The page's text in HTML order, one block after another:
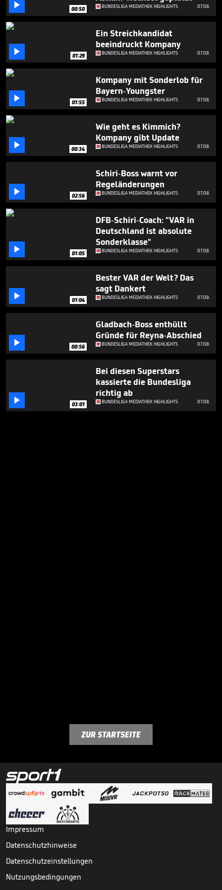
minutes,
13 00:50 BUNDESLIGA MEDIATHEK HIGHLIGHTS 07.08.
 01:29
Ein Streichkandidat
beeindruckt Kompany
BUNDESLIGA MEDIATHEK HIGHLIGHTS 07.08.
 01:55
Kompany mit Sonderlob für
Bayern-Youngster
BUNDESLIGA MEDIATHEK HIGHLIGHTS 07.08.
 00:34
Wie geht es Kimmich?
Kompany gibt Update
BUNDESLIGA MEDIATHEK HIGHLIGHTS 07.08.
 02:56
Schiri-Boss warnt vor
Regeländerungen
BUNDESLIGA MEDIATHEK HIGHLIGHTS 07.08.
 01:05
DFB-Schiri-Coach: "VAR in
Deutschland ist absolute
Sonderklasse"
BUNDESLIGA MEDIATHEK HIGHLIGHTS 07.08.
 01:04
Bester VAR der Welt? Das
sagt Dankert
BUNDESLIGA MEDIATHEK HIGHLIGHTS 07.08.
 00:56
Gladbach-Boss enthüllt
Gründe für Reyna-Abschied
BUNDESLIGA MEDIATHEK HIGHLIGHTS 07.08.
 03:01
Bei diesen Superstars
kassierte die Bundesliga
richtig ab
BUNDESLIGA MEDIATHEK HIGHLIGHTS 07.08.
ZUR STARTSEITE
Impressum
Datenschutzhinweise
Datenschutzeinstellungen
Nutzungsbedingungen